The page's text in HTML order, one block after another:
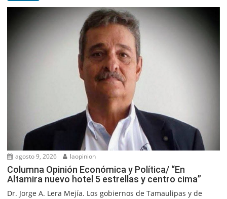
agosto 9, 2026 laopinion
Columna Opinión Económica y Política/ “En
Altamira nuevo hotel 5 estrellas y centro cima”
Dr. Jorge A. Lera Mejía. Los gobiernos de Tamaulipas y de